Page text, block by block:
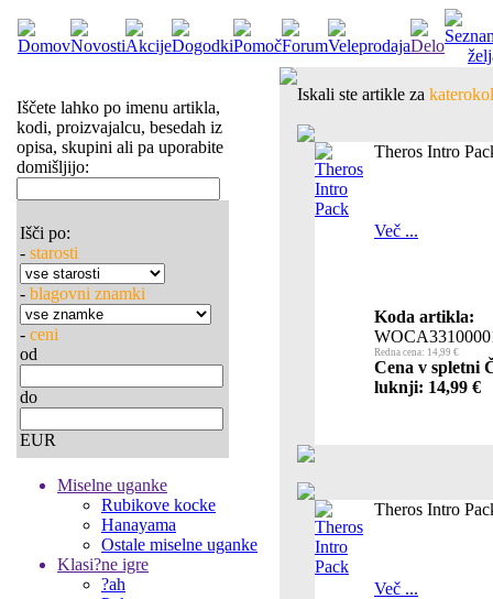
Iščete lahko po imenu artikla,
kodi, proizvajalcu, besedah iz
opisa, skupini ali pa uporabite
domišljijo:
Išči po:
- starosti
- blagovni znamki
- ceni
od
do
EUR
Miselne uganke
Rubikove kocke
Hanayama
Ostale miselne uganke
Klasi?ne igre
?ah
Iskali ste artikle za
Theros Intro
Več ...
Koda artikla:
Redna cena: 14,99 €
Cena v spletni
luknji: 14,99 €
Theros Intro
Več ...